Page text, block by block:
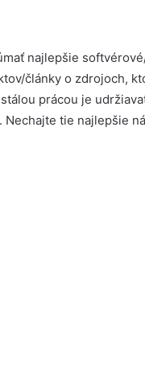
najlepšie
články o zdrojoch,
prácou je
tie najlepšie